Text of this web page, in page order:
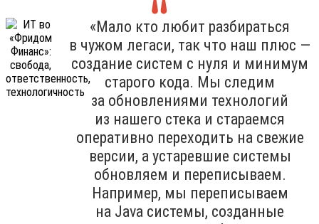
«Мало кто любит разбираться
в чужом легаси, так что наш плюс —
создание систем с нуля и минимум
старого кода. Мы следим
за обновлениями технологий
из нашего стека и стараемся
оперативно переходить на свежие
версии, а устаревшие системы
обновляем и переписываем.
Например, мы переписываем
на Java системы, созданные